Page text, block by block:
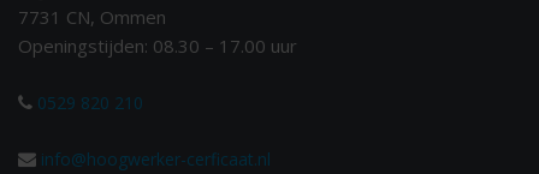
7731 CN, Ommen
Openingstijden: 08.30 – 17.00 uur
0529 820 210
info@hoogwerker-cerficaat.nl